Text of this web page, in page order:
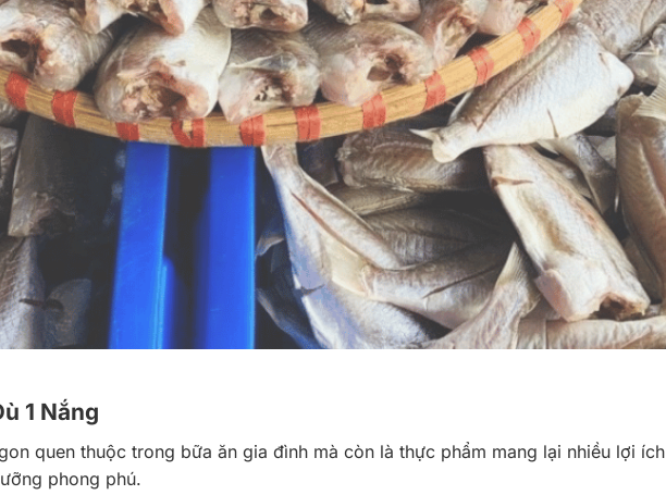
1 Nắng
quen thuộc trong bữa ăn gia đình mà còn là thực phẩm mang lại nhiều lợi ích
phong phú.